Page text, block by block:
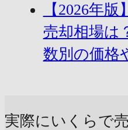
【2026年
売却相場は
数別の価格
実際にいくらで